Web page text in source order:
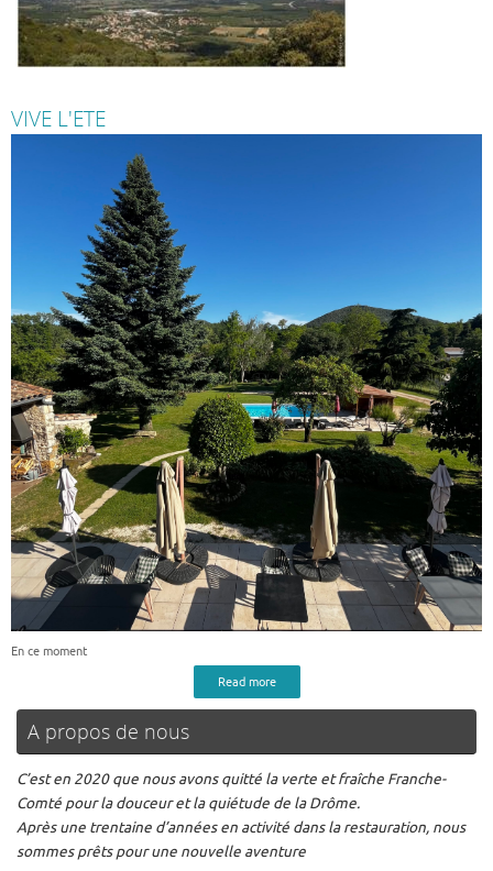
VIVE L'ETE
En ce moment
Read more
A propos de nous
C’est en 2020 que nous avons quitté la verte et fraîche Franche-
Comté pour la douceur et la quiétude de la Drôme.
Après une trentaine d’années en activité dans la restauration, nous
sommes prêts pour une nouvelle aventure